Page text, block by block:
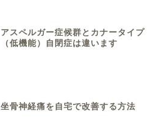
アスペルガー症候群とカナータイプ
（低機能）自閉症は違います
坐骨神経痛を自宅で改善する方法